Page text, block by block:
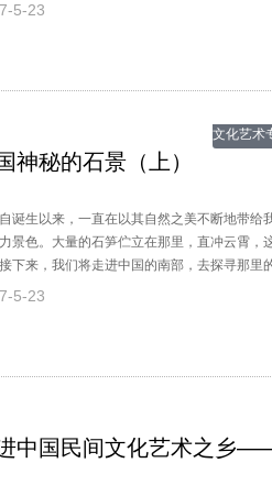
5-23
神秘的石景（上）
文化艺术
诞生以来，一直在以其自然之美不断地带给
景色。大量的石笋伫立在那里，直冲云霄，
下来，我们将走进中国的南部，去探寻那里
5-23
中国民间文化艺术之乡